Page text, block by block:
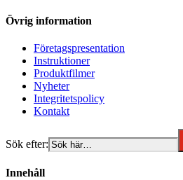
Övrig information
Företagspresentation
Instruktioner
Produktfilmer
Nyheter
Integritetspolicy
Kontakt
Sök efter:
Innehåll